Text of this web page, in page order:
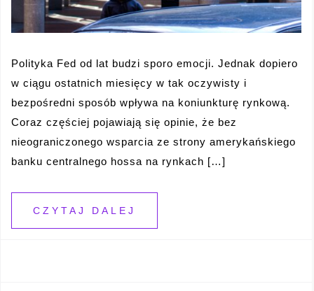
Polityka Fed od lat budzi sporo emocji. Jednak dopiero
w ciągu ostatnich miesięcy w tak oczywisty i
bezpośredni sposób wpływa na koniunkturę rynkową.
Coraz częściej pojawiają się opinie, że bez
nieograniczonego wsparcia ze strony amerykańskiego
banku centralnego hossa na rynkach […]
CZYTAJ DALEJ